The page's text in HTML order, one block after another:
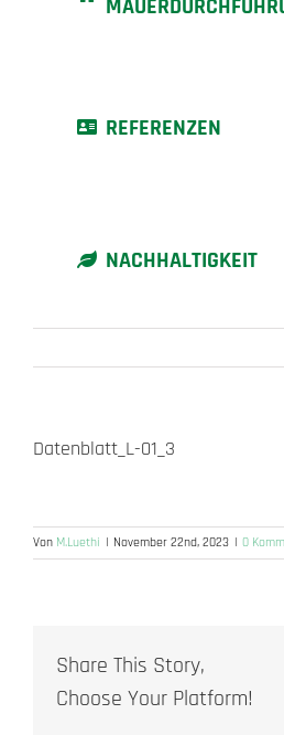
REFERENZEN
NACHHALTIGKEIT
Datenblatt_L-01_3
Von M.Luethi | November 22nd, 2023 | 0
Share This Story,
Choose Your Platform!